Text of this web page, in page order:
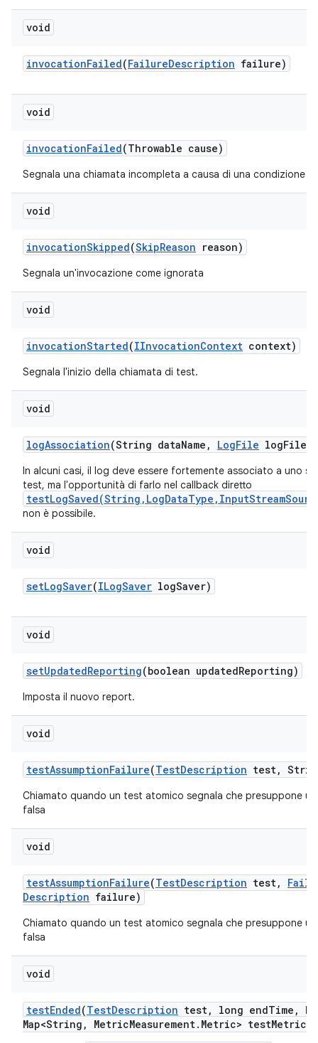
void
invocationFailed(FailureDescription failure)
void
invocationFailed(Throwable cause)
Segnala una chiamata incompleta a causa di una condizione
void
invocationSkipped(SkipReason reason)
Segnala un'invocazione come ignorata
void
invocationStarted(IInvocationContext context)
Segnala l'inizio della chiamata di test.
void
logAssociation(String dataName , LogFile logFile)
In alcuni casi, il log deve essere fortemente associato a uno
test, ma l'opportunità di farlo nel callback diretto
non è possibile.
void
setLogSaver(ILogSaver logSaver)
void
setUpdatedReporting(boolean updatedReporting)
Imposta il nuovo report.
void
testAssumptionFailure(TestDescription test,
Chiamato quando un test atomico segnala che presuppone
falsa
void
testAssumptionFailure(TestDescription test,
Description failure)
Chiamato quando un test atomico segnala che presuppone
falsa
void
testEnded(TestDescription test, long endTime ,
Map<String , MetricMeasurement. Metric> testMetrics)